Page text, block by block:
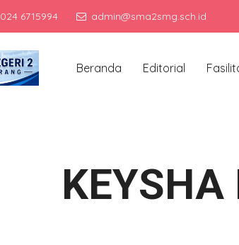
024 6715994 admin@sma2smg.sch.id
Menjadi
Beranda Editorial
KEYSHA